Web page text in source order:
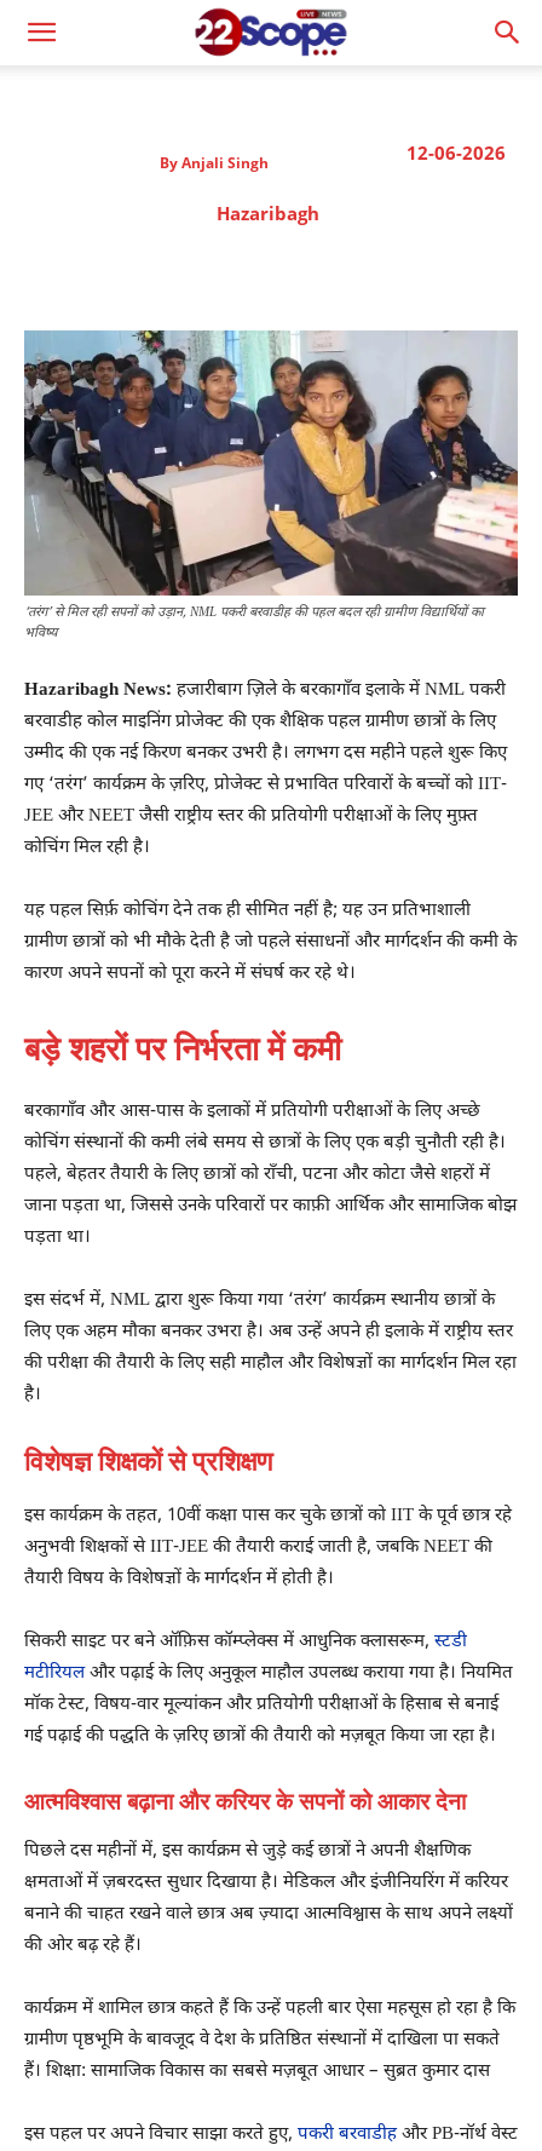
12-06-2026
By Anjali Singh
Hazaribagh
‘तरंग’ से मिल रही सपनों को उड़ान, NML पकरी बरवाडीह की पहल बदल रही ग्रामीण विद्यार्थियों का
भविष्य
Hazaribagh News: हजारीबाग ज़िले के बरकागाँव इलाके में NML पकरी
बरवाडीह कोल माइनिंग प्रोजेक्ट की एक शैक्षिक पहल ग्रामीण छात्रों के लिए
उम्मीद की एक नई किरण बनकर उभरी है। लगभग दस महीने पहले शुरू किए
गए ‘तरंग’ कार्यक्रम के ज़रिए, प्रोजेक्ट से प्रभावित परिवारों के बच्चों को IIT-
JEE और NEET जैसी राष्ट्रीय स्तर की प्रतियोगी परीक्षाओं के लिए मुफ़्त
कोचिंग मिल रही है।
यह पहल सिर्फ़ कोचिंग देने तक ही सीमित नहीं है; यह उन प्रतिभाशाली
ग्रामीण छात्रों को भी मौके देती है जो पहले संसाधनों और मार्गदर्शन की कमी के
कारण अपने सपनों को पूरा करने में संघर्ष कर रहे थे।
बड़े शहरों पर निर्भरता में कमी
बरकागाँव और आस-पास के इलाकों में प्रतियोगी परीक्षाओं के लिए अच्छे
कोचिंग संस्थानों की कमी लंबे समय से छात्रों के लिए एक बड़ी चुनौती रही है।
पहले, बेहतर तैयारी के लिए छात्रों को राँची, पटना और कोटा जैसे शहरों में
जाना पड़ता था, जिससे उनके परिवारों पर काफ़ी आर्थिक और सामाजिक बोझ
पड़ता था।
इस संदर्भ में, NML द्वारा शुरू किया गया ‘तरंग’ कार्यक्रम स्थानीय छात्रों के
लिए एक अहम मौका बनकर उभरा है। अब उन्हें अपने ही इलाके में राष्ट्रीय स्तर
की परीक्षा की तैयारी के लिए सही माहौल और विशेषज्ञों का मार्गदर्शन मिल रहा
है।
विशेषज्ञ शिक्षकों से प्रशिक्षण
इस कार्यक्रम के तहत, 10वीं कक्षा पास कर चुके छात्रों को IIT के पूर्व छात्र रहे
अनुभवी शिक्षकों से IIT-JEE की तैयारी कराई जाती है, जबकि NEET की
तैयारी विषय के विशेषज्ञों के मार्गदर्शन में होती है।
सिकरी साइट पर बने ऑफ़िस कॉम्प्लेक्स में आधुनिक क्लासरूम, स्टडी
मटीरियलऔर पढ़ाई के लिए अनुकूल माहौल उपलब्ध कराया गया है। नियमित
मॉक टेस्ट, विषय-वार मूल्यांकन और प्रतियोगी परीक्षाओं के हिसाब से बनाई
गई पढ़ाई की पद्धति के ज़रिए छात्रों की तैयारी को मज़बूत किया जा रहा है।
आत्मविश्वास बढ़ाना और करियर के सपनों को आकार देना
पिछले दस महीनों में, इस कार्यक्रम से जुड़े कई छात्रों ने अपनी शैक्षणिक
क्षमताओं में ज़बरदस्त सुधार दिखाया है। मेडिकल और इंजीनियरिंग में करियर
बनाने की चाहत रखने वाले छात्र अब ज़्यादा आत्मविश्वास के साथ अपने लक्ष्यों
की ओर बढ़ रहे हैं।
कार्यक्रम में शामिल छात्र कहते हैं कि उन्हें पहली बार ऐसा महसूस हो रहा है कि
ग्रामीण पृष्ठभूमि के बावजूद वे देश के प्रतिष्ठित संस्थानों में दाखिला पा सकते
हैं। शिक्षा: सामाजिक विकास का सबसे मज़बूत आधार – सुब्रत कुमार दास
इस पहल पर अपने विचार साझा करते हुए, पकरी बरवाडीहऔर PB-नॉर्थ वेस्ट